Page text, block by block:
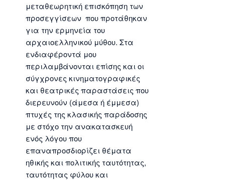
μεταθεωρητική επισκόπηση των
προσεγγίσεων που προτάθηκαν
για την ερμηνεία του
αρχαιοελληνικού μύθου. Στα
ενδιαφέροντά μου
περιλαμβάνονται επίσης και οι
σύγχρονες κινηματογραφικές
και θεατρικές παραστάσεις που
διερευνούν (άμεσα ή έμμεσα)
πτυχές της κλασικής παράδοσης
με στόχο την ανακατασκευή
ενός λόγου που
επαναπροσδιορίζει θέματα
ηθικής και πολιτικής ταυτότητας,
ταυτότητας φύλου και